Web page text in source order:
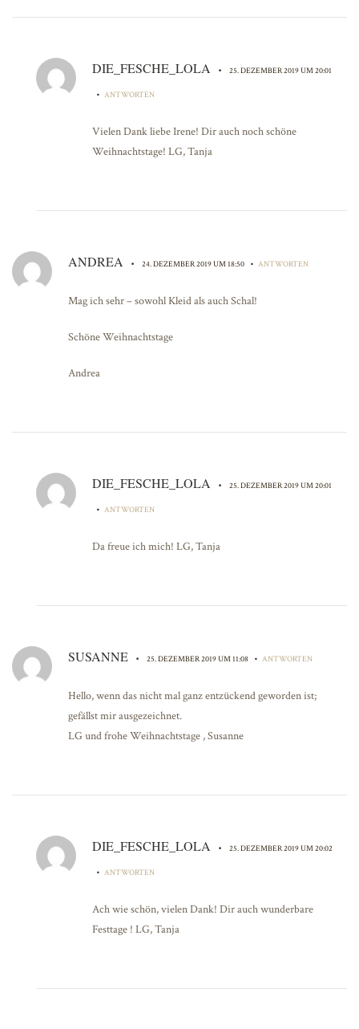
DIE_FESCHE_LOLA • 25. DEZEMBER 2019 UM 20:01
• ANTWORTEN
Vielen Dank liebe Irene! Dir auch noch schöne
Weihnachtstage! LG, Tanja
ANDREA • 24. DEZEMBER 2019 UM 18:50 • ANTWORTEN
Mag ich sehr – sowohl Kleid als auch Schal!
Schöne Weihnachtstage
Andrea
DIE_FESCHE_LOLA • 25. DEZEMBER 2019 UM 20:01
• ANTWORTEN
Da freue ich mich! LG, Tanja
SUSANNE • 25. DEZEMBER 2019 UM 11:08 • ANTWORTEN
Hello, wenn das nicht mal ganz entzückend geworden ist;
gefällst mir ausgezeichnet.
LG und frohe Weihnachtstage , Susanne
DIE_FESCHE_LOLA • 25. DEZEMBER 2019 UM 20:02
• ANTWORTEN
Ach wie schön, vielen Dank! Dir auch wunderbare
Festtage ! LG, Tanja